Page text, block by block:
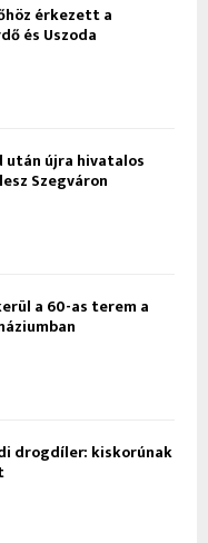
érkezett a
és Uszoda
után újra hivatalos
Szegváron
a 60-as terem a
drogdíler: kiskorúnak